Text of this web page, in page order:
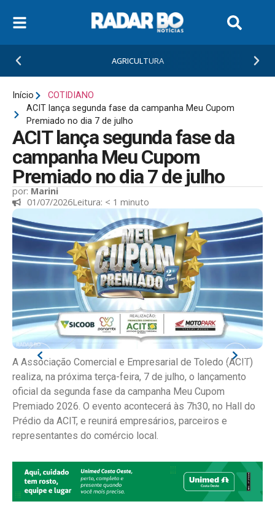
AGRICULTURA
Início
COTIDIANO
ACIT lança segunda fase da campanha Meu Cupom
Premiado no dia 7 de julho
ACIT lança segunda fase da
campanha Meu Cupom
Premiado no dia 7 de julho
por:Marini
01/07/2026Leitura: < 1 minuto
A Associação Comercial e Empresarial de Toledo (ACIT)
realiza, na próxima terça-feira, 7 de julho, o lançamento
oficial da segunda fase da campanha Meu Cupom
Premiado 2026. O evento acontecerá às 7h30, no Hall do
Prédio da ACIT, e reunirá empresários, parceiros e
representantes do comércio local.